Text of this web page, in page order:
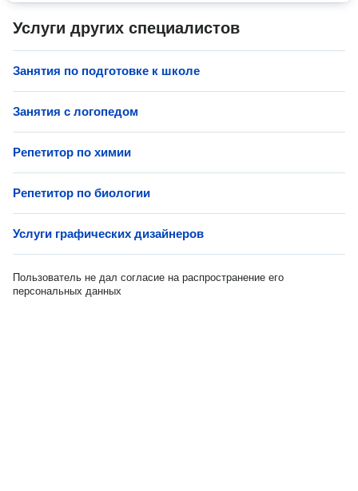
Услуги других специалистов
Занятия по подготовке к школе
Занятия с логопедом
Репетитор по химии
Репетитор по биологии
Услуги графических дизайнеров
Пользователь не дал согласие на распространение его
персональных данных